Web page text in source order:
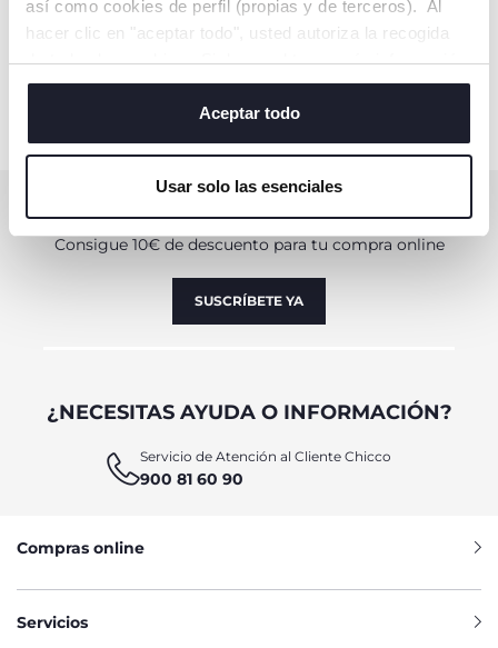
así como cookies de perfil (propias y de terceros). Al
hacer clic en "aceptar todo", usted autoriza la recogida
de todas las cookies. Si desea obtener más información
o cambiar o revocar el consentimiento de todas o
algunas cookies, haga clic en "mostrar detalles". Al
cerrar este banner, usted consiente en utilizar
servicio solicitado.
Aceptar todo
Usar solo las esenciales
AÑADIR
Consigue 10€ de descuento para tu compra online
SUSCRÍBETE YA
¿NECESITAS AYUDA O INFORMACIÓN?
Servicio de Atención al Cliente Chicco
900 81 60 90
Compras online
Servicios